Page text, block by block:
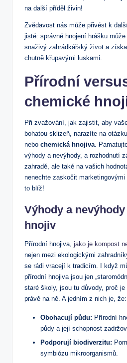
na další příděl živin!
Zvědavost nás může přivést k
jisté: správné hnojení hrášku
snaživý zahrádkářský život a
chutně křupavými luskami.
Přírodní
chemické
Při zvažování, jak zajistit, aby
bohatou sklizeň, narazíte na
nebo chemická hnojiva.
výhody a nevýhody, a rozhodnutí
zahradě, ale také na vašich
nenechte zaskočit
to blíž!
Výhody a
hnojiv
Přírodní hnojiva, jako je kompost
nejen mezi ekologickými
se rádi vracejí k tradicím. I když
přírodní hnojiva jsou jen
staré školy, jsou tu důvody, proč
právě na ně. A jedním z nich je, že:
Obohacují půdu: Přírodní
půdy a její schopnost
Podporují biodiverzitu:
symbiózu mikroorganismů.